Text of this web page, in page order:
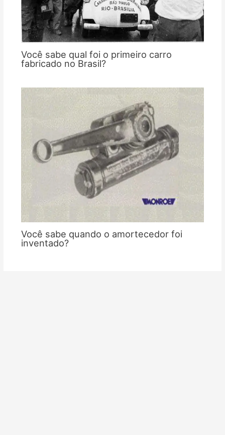
Você sabe qual foi o primeiro carro
fabricado no Brasil?
Você sabe quando o amortecedor foi
inventado?